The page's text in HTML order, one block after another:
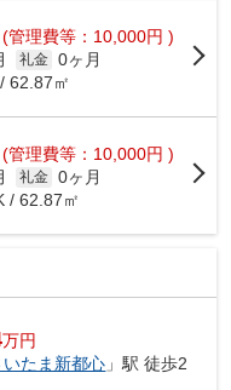
(管理費等：10,000円 )
礼金 0ヶ月
62.87㎡
(管理費等：10,000円 )
礼金 0ヶ月
/ 62.87㎡
万円
いたま新都心 」駅 徒歩2